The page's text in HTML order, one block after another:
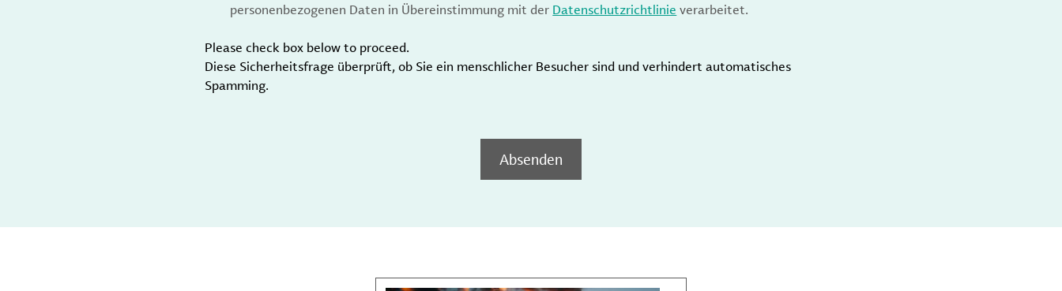
personenbezogenen Daten in Übereinstimmung mit der Datenschutzrichtlinie verarbeitet.
Please check box below to proceed.
Diese Sicherheitsfrage überprüft, ob Sie ein menschlicher Besucher sind und verhindert automatisches
Spamming.
Absenden